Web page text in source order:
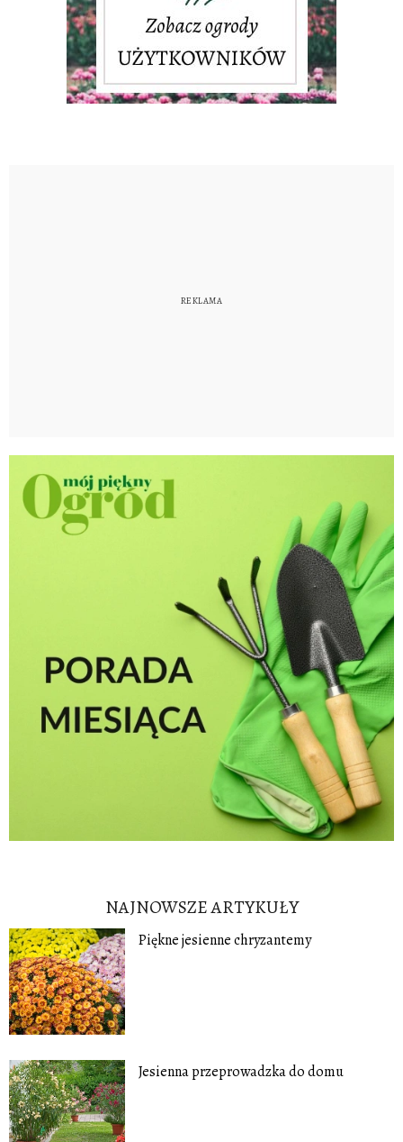
NAJNOWSZE ARTYKUŁY
Piękne jesienne chryzantemy
Jesienna przeprowadzka do domu